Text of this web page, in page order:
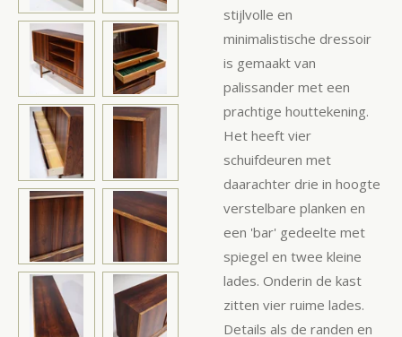
stijlvolle en
minimalistische dressoir
is gemaakt van
palissander met een
prachtige houttekening.
Het heeft vier
schuifdeuren met
daarachter drie in hoogte
verstelbare planken en
een 'bar' gedeelte met
spiegel en twee kleine
lades. Onderin de kast
zitten vier ruime lades.
Details als de randen en